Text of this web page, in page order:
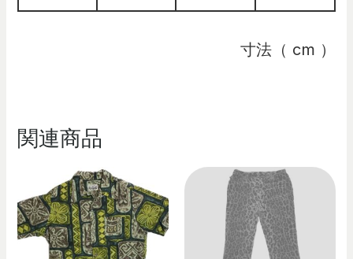
寸法（ cm ）
関連商品